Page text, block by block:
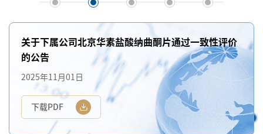
关于下属公司北京华素盐酸纳曲酮片通过一致性评价
的公告
2025年11月01日
下载PDF